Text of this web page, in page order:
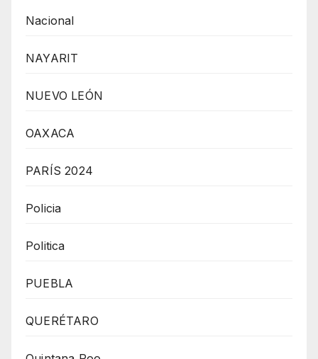
Nacional
NAYARIT
NUEVO LEÓN
OAXACA
PARÍS 2024
Policia
Politica
PUEBLA
QUERÉTARO